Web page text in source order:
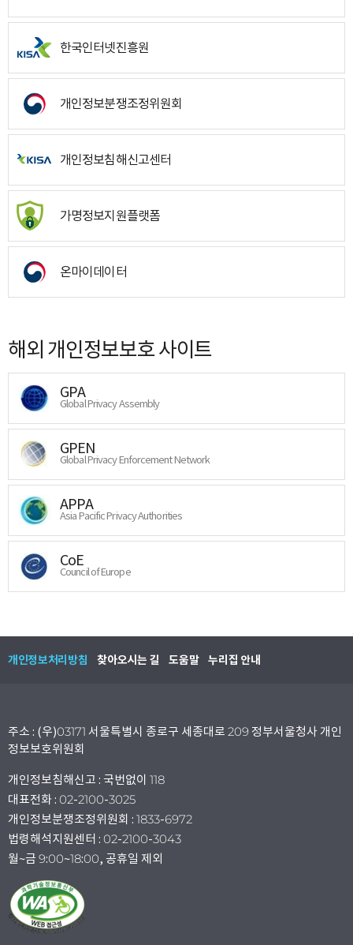
한국인터넷진흥원
개인정보분쟁조정위원회
개인정보침해신고센터
가명정보지원플랫폼
온마이데이터
해외 개인정보보호 사이트
GPA
Global Privacy Assembly
GPEN
Global Privacy Enforcement Network
APPA
Asia Pacific Privacy Authorities
CoE
Council of Europe
개인정보처리방침 찾아오시는 길 도움말 누리집 안내
주소 : (우)03171 서울특별시 종로구 세종대로 209 정부서울청사 개인
정보보호위원회
개인정보침해신고 : 국번없이 118
대표전화 : 02-2100-3025
개인정보분쟁조정위원회 : 1833-6972
법령해석지원센터 : 02-2100-3043
월~금 9:00~18:00, 공휴일 제외